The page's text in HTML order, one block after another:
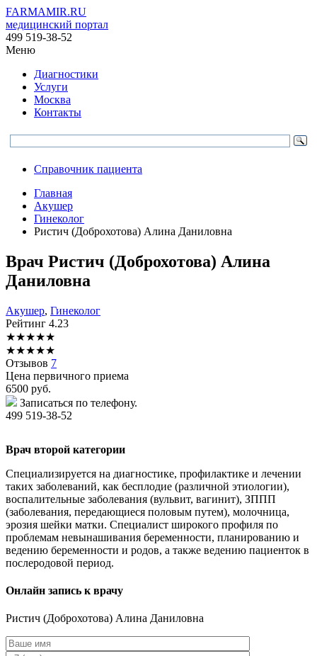
FARMAMIR.RU
медицинский портал
499 519-38-52
Меню
Диагностики
Услуги
Москва
Контакты
Справочник пациента
Главная
Акушер
Гинеколог
Ристич (Доброхотова) Алина Даниловна
Врач Ристич (Доброхотова) Алина
Даниловна
Акушер, Гинеколог
Рейтинг 4.23
★★★★★
★★★★★
Отзывов 7
Цена первичного приема
6500 руб.
Записаться по телефону.
499 519-38-52
Врач второй категории
Специализируется на диагностике, профилактике и лечении
таких заболеваний, как бесплодие (различной этиологии),
воспалительные заболевания (вульвит, вагинит), ЗППП
(заболевания, передающиеся половым путем), молочница,
эрозия шейки матки. Специалист широкого профиля по
проблемам невынашивания беременности, планированию и
ведению беременности и родов, а также ведению пациенток в
послеродовой период.
Онлайн запись к врачу
Ристич (Доброхотова) Алина Даниловна